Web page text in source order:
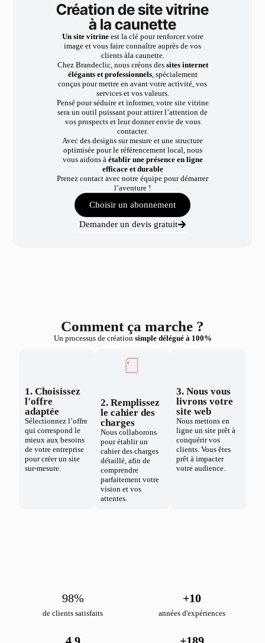
Création de site vitrine
à la caunette
Un site vitrineest la clé pour renforcer votre
image et vous faire connaître auprès de vos
clients àla caunette.
Chez Brandeclic, nous créons dessites internet
élégants et professionnels, spécialement
conçus pour mettre en avant votre activité, vos
services et vos valeurs.
Pensé pour séduire et informer, votre site vitrine
sera un outil puissant pour attirer l’attention de
vos prospects et leur donner envie de vous
contacter.
Avec des designs sur mesure et une structure
optimisée pour le référencement local, nous
vous aidons à établir une présence en ligne
efficace et durable
Prenez contact avec notre équipe pour démarrer
l’aventure !
Choisir un abonnement
Demander un devis gratuit
Comment ça marche ?
Un processus de création simple délégué à 100%
1. Choisissez
l'offre
adaptée
Sélectionnez l’offre
qui correspond le
mieux aux besoins
de votre entreprise
pour créer un site
sur-mesure.
2. Remplissez
le cahier des
charges
Nous collaborons
pour établir un
cahier des charges
détaillé, afin de
comprendre
parfaitement votre
vision et vos
attentes.
3. Nous vous
livrons votre
site web
Nous mettons en
ligne un site prêt à
conquérir vos
clients. Vous êtes
prêt à impacter
votre audience.
de clients satisfaits
98%
années d'expériences
+10